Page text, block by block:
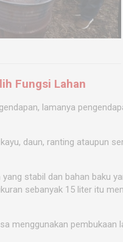
Fungsi Lahan
lamanya
daun, ranting ataupun
stabil dan bahan baku
sebanyak 15 liter itu
menggunakan pembukaan